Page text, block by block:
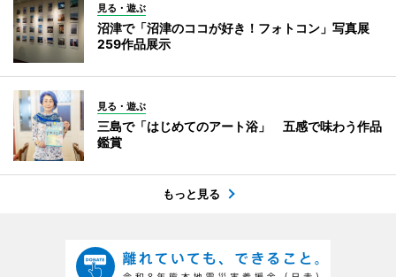
見る・遊ぶ
沼津で「沼津のココが好き！フォトコン」写真展
259作品展示
見る・遊ぶ
三島で「はじめてのアート浴」 五感で味わう作品
鑑賞
もっと見る